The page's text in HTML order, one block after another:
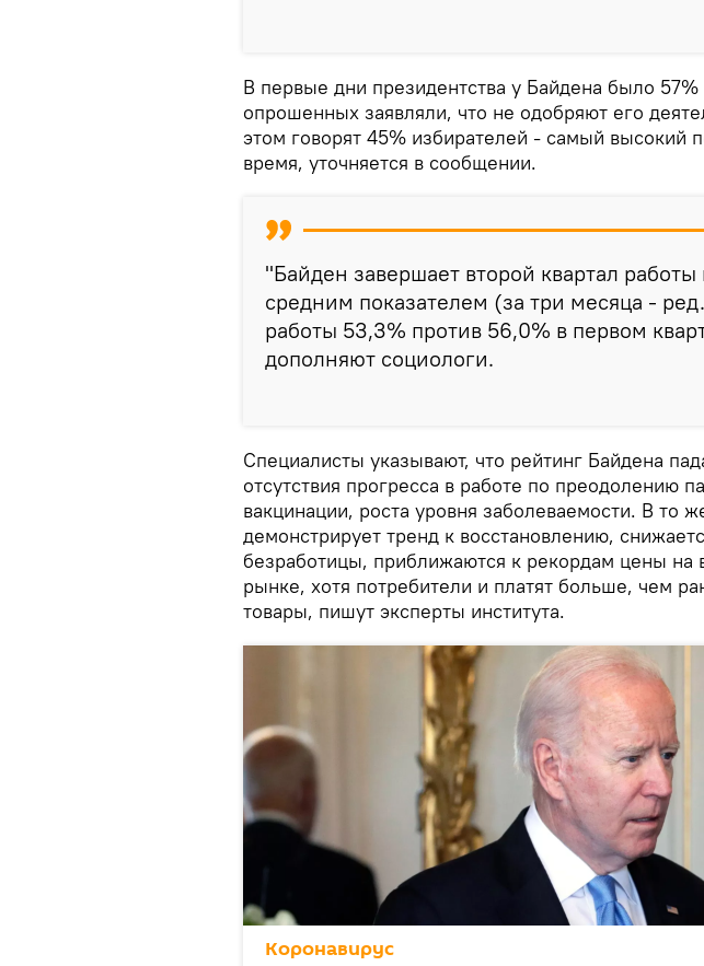
В первые дни президентства у Байдена было
опрошенных заявляли, что не одобряют его
этом говорят 45% избирателей - самый высокий
время, уточняется в сообщении.
"Байден завершает второй квартал
средним показателем (за три месяца -
работы 53,3% против 56,0% в первом
дополняют социологи.
Специалисты указывают, что рейтинг Байдена
отсутствия прогресса в работе по преодолению
вакцинации, роста уровня заболеваемости. В то
демонстрирует тренд к восстановлению,
безработицы, приближаются к рекордам цены на
рынке, хотя потребители и платят больше, чем
товары, пишут эксперты института.
Коронавирус